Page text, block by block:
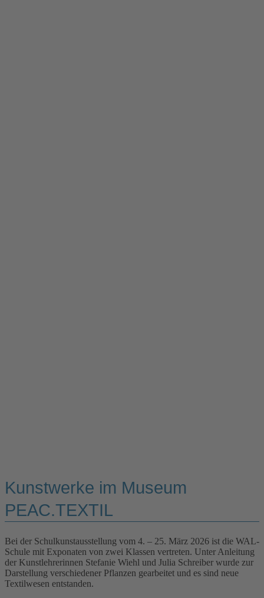
Kunstwerke im Museum
PEAC.TEXTIL
Bei der Schulkunstausstellung vom 4. – 25. März 2026 ist die WAL-
Schule mit Exponaten von zwei Klassen vertreten. Unter Anleitung
der Kunstlehrerinnen Stefanie Wiehl und Julia Schreiber wurde zur
Darstellung verschiedener Pflanzen gearbeitet und es sind neue
Textilwesen entstanden.